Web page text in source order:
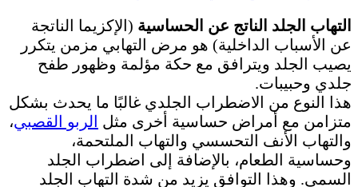
التهاب الجلد الناتج عن الحساسية (الإكزيما الناتجة
عن الأسباب الداخلية) هو مرض التهابي مزمن يتكرر
يصيب الجلد ويترافق مع حكة مؤلمة وظهور طفح
جلدي وحبيبات.
هذا النوع من الاضطراب الجلدي غالبًا ما يحدث بشكل
متزامن مع أمراض حساسية أخرى مثل الربو القصبي،
والتهاب الأنف التحسسي والتهاب الملتحمة،
وحساسية الطعام، بالإضافة إلى اضطراب الجلد
السمي. وهذا التوافق يزيد من شدة التهاب الجلد